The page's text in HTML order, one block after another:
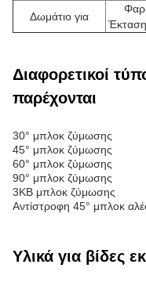
Δωμάτιο για
Διαφορετικοί
παρέχονται
30° μπλοκ ζύμωσης
45° μπλοκ ζύμωσης
60° μπλοκ ζύμωσης
90° μπλοκ ζύμωσης
3KB μπλοκ ζύμωσης
Αντίστροφη 45° μπλοκ
Υλικά για βίδες